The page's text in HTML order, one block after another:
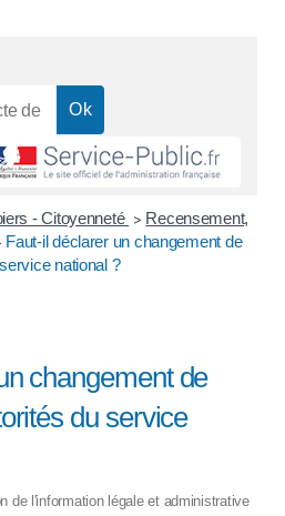
- Citoyenneté > Recensement,
Faut-il déclarer un changement de
national ?
changement de
du service
de l'information légale et administrative